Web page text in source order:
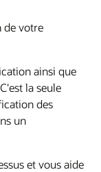
de votre
ainsi que
la seule
des
un
et vous aide